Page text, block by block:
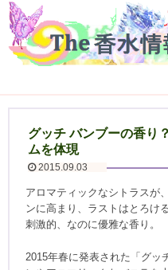
グッチ バンブーの香り
ムを体現
2015.09.03
アロマティックなシトラスが
ンに高まり、ラストはとろけ
刺激的、なのに優雅な香り。
2015年春に発表された「グッ